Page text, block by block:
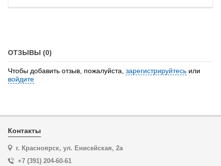
ОТЗЫВЫ (0)
Чтобы добавить отзыв, пожалуйста, зарегистрируйтесь или
войдите
Контакты
г. Красноярск, ул. Енисейская, 2а
+7 (391) 204-60-61